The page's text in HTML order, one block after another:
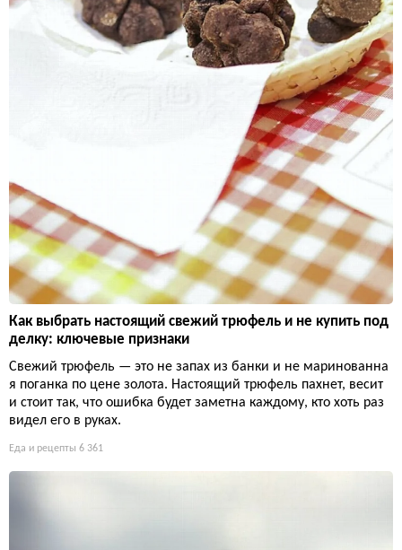
Как выбрать настоящий свежий трюфель и не купить под
делку: ключевые признаки
Свежий трюфель — это не запах из банки и не маринованна
я поганка по цене золота. Настоящий трюфель пахнет, весит
и стоит так, что ошибка будет заметна каждому, кто хоть раз
видел его в руках.
Еда и рецепты 6 361